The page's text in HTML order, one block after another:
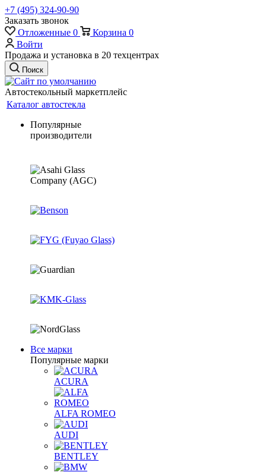
+7 (495) 324-90-90
Заказать звонок
Отложенные 0 Корзина 0
Войти
Продажа и установка в 20 техцентрах
Поиск
Автостекольный маркетплейс
Каталог автостекла
Популярные
производители
Все марки
Популярные марки
ACURA
ALFA ROMEO
AUDI
BENTLEY